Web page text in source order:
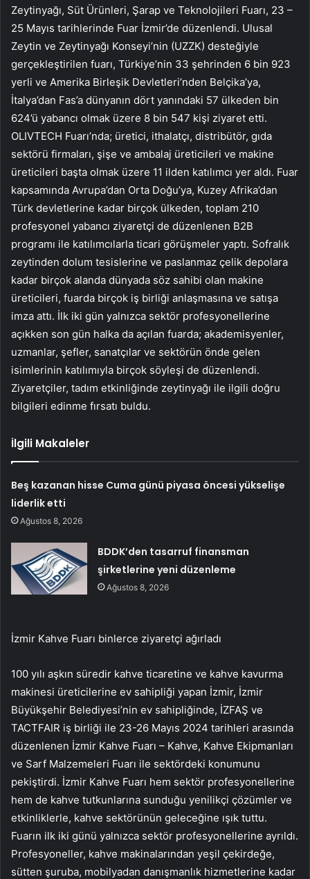
Zeytinyağı, Süt Ürünleri, Şarap ve Teknolojileri Fuarı, 23 –
25 Mayıs tarihlerinde Fuar İzmir’de düzenlendi. Ulusal
Zeytin ve Zeytinyağı Konseyi’nin (UZZK) desteğiyle
gerçekleştirilen fuarı, Türkiye’nin 33 şehrinden 6 bin 923
yerli ve Amerika Birleşik Devletleri’nden Belçika’ya,
İtalya’dan Fas’a dünyanın dört yanındaki 57 ülkeden bin
624’ü yabancı olmak üzere 8 bin 547 kişi ziyaret etti.
OLIVTECH Fuarı’nda; üretici, ithalatçı, distribütör, gıda
sektörü firmaları, şişe ve ambalaj üreticileri ve makine
üreticileri başta olmak üzere 11 ilden katılımcı yer aldı. Fuar
kapsamında Avrupa’dan Orta Doğu’ya, Kuzey Afrika’dan
Türk devletlerine kadar birçok ülkeden, toplam 210
profesyonel yabancı ziyaretçi de düzenlenen B2B
programı ile katılımcılarla ticari görüşmeler yaptı. Sofralık
zeytinden dolum tesislerine ve paslanmaz çelik depolara
kadar birçok alanda dünyada söz sahibi olan makine
üreticileri, fuarda birçok iş birliği anlaşmasına ve satışa
imza attı. İlk iki gün yalnızca sektör profesyonellerine
açıkken son gün halka da açılan fuarda; akademisyenler,
uzmanlar, şefler, sanatçılar ve sektörün önde gelen
isimlerinin katılımıyla birçok söyleşi de düzenlendi.
Ziyaretçiler, tadım etkinliğinde zeytinyağı ile ilgili doğru
bilgileri edinme fırsatı buldu.
İlgili Makaleler
Beş kazanan hisse Cuma günü piyasa öncesi yükselişe
liderlik etti
Ağustos 8, 2026
BDDK’den tasarruf finansman
şirketlerine yeni düzenleme
Ağustos 8, 2026
İzmir Kahve Fuarı binlerce ziyaretçi ağırladı
100 yılı aşkın süredir kahve ticaretine ve kahve kavurma
makinesi üreticilerine ev sahipliği yapan İzmir, İzmir
Büyükşehir Belediyesi’nin ev sahipliğinde, İZFAŞ ve
TACTFAIR iş birliği ile 23-26 Mayıs 2024 tarihleri arasında
düzenlenen İzmir Kahve Fuarı – Kahve, Kahve Ekipmanları
ve Sarf Malzemeleri Fuarı ile sektördeki konumunu
pekiştirdi. İzmir Kahve Fuarı hem sektör profesyonellerine
hem de kahve tutkunlarına sunduğu yenilikçi çözümler ve
etkinliklerle, kahve sektörünün geleceğine ışık tuttu.
Fuarın ilk iki günü yalnızca sektör profesyonellerine ayrıldı.
Profesyoneller, kahve makinalarından yeşil çekirdeğe,
sütten şuruba, mobilyadan danışmanlık hizmetlerine kadar